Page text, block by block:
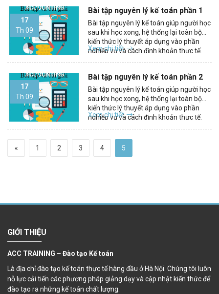
17
Th 09
Bài tập nguyên lý kế toán phần 1
Bài tập nguyên lý kế toán giúp người học
sau khi học xong, hệ thống lại toàn bộ
kiến thức lý thuyết áp dụng vào phần
nghiệp vụ và cách định khoản thực tế.
Xem chi tiết
17
Th 09
Bài tập nguyên lý kế toán phần 2
Bài tập nguyên lý kế toán giúp người học
sau khi học xong, hệ thống lại toàn bộ
kiến thức lý thuyết áp dụng vào phần
nghiệp vụ và cách định khoản thực tế.
Xem chi tiết
« 1 2 3 4 5
GIỚI THIỆU
ACC TRAINING – Đào tạo Kế toán
Là địa chỉ đào tạo kế toán thực tế hàng đầu ở Hà Nội. Chúng tôi luôn
nỗ lực cải tiến các phương pháp giảng dạy và cập nhật kiến thức để
đào tạo ra những kế toán chất lượng.